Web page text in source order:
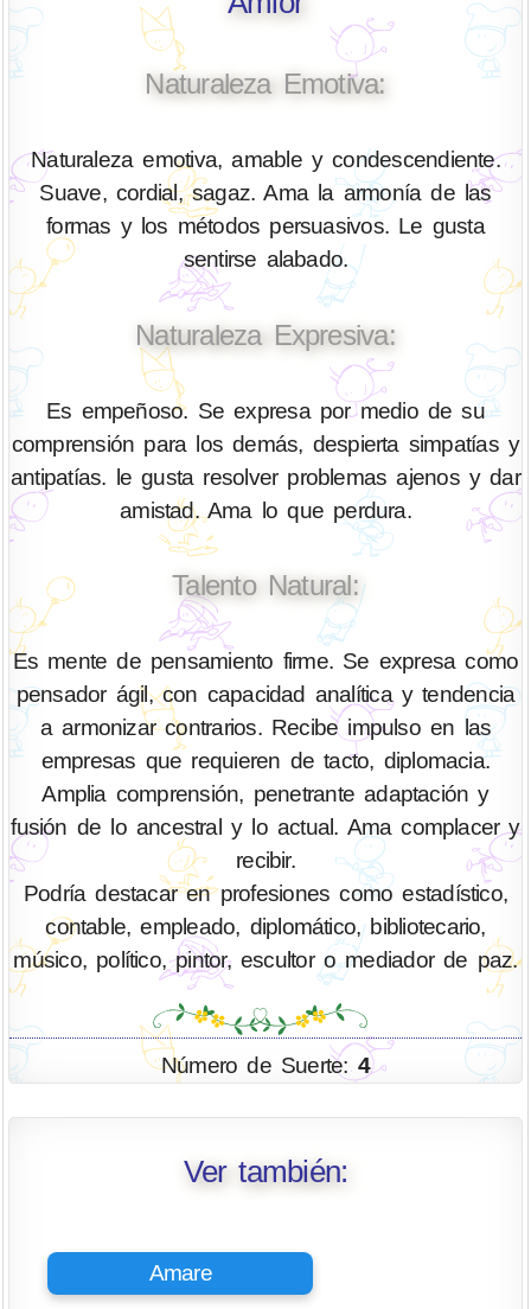
Naturaleza Emotiva:
Naturaleza emotiva, amable y condescendiente.
Suave, cordial, sagaz. Ama la armonía de las
formas y los métodos persuasivos. Le gusta
sentirse alabado.
Naturaleza Expresiva:
Es empeñoso. Se expresa por medio de su
comprensión para los demás, despierta simpatías y
antipatías. le gusta resolver problemas ajenos y dar
amistad. Ama lo que perdura.
Talento Natural:
Es mente de pensamiento firme. Se expresa como
pensador ágil, con capacidad analítica y tendencia
a armonizar contrarios. Recibe impulso en las
empresas que requieren de tacto, diplomacia.
Amplia comprensión, penetrante adaptación y
fusión de lo ancestral y lo actual. Ama complacer y
recibir.
Podría destacar en profesiones como estadístico,
contable, empleado, diplomático, bibliotecario,
músico, político, pintor, escultor o mediador de paz.
Número de Suerte: 4
Ver también:
Amare